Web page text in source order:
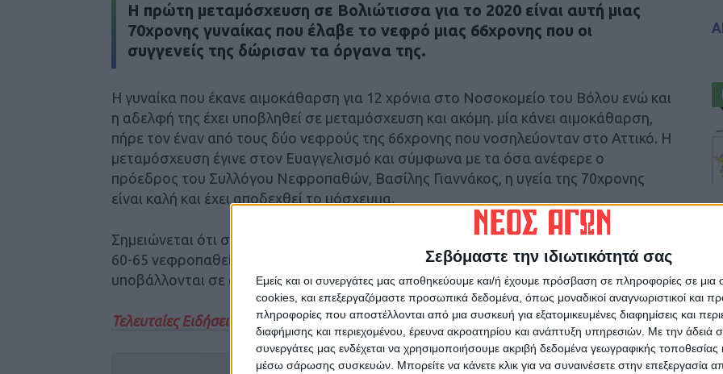
Σεβόμαστε την ιδιωτικότητά σας
Εμείς και οι συνεργάτες μας αποθηκεύουμε και/ή έχουμε πρόσβαση σε πληροφορίες σε
cookies, και επεξεργαζόμαστε προσωπικά δεδομένα, όπως μοναδικοί αναγνωριστικοί και
πληροφορίες που αποστέλλονται από μια συσκευή για εξατομικευμένες διαφημίσεις και
διαφήμισης και περιεχομένου, έρευνα ακροατηρίου και ανάπτυξη υπηρεσιών. Με την άδειά
συνεργάτες μας ενδέχεται να χρησιμοποιήσουμε ακριβή δεδομένα γεωγραφικής τοποθεσίας
μέσω σάρωσης συσκευών. Μπορείτε να κάνετε κλικ για να συναινέσετε στην επεξεργασία
Η πρώτη μεταμόσχευση σε Βολιώτισσα για το 2020 είναι αυτή μιας
70χρονης γυναίκας που έλαβε το νεφρό μιας 66χρονης που οι
συγγενείς της δώρισαν τα όργανα της.
Η γυναίκα που έκανε αιμοκάθαρση για 12 χρόνια στο Νοσοκομείο του Βόλου ενώ και
η αδελφή της έχει υποβληθεί σε μεταμόσχευση και ακόμη. μία κάνει αιμοκάθαρση,
πήρε τον έναν από τους δύο νεφρούς της 66χρονης που νοσηλεύονταν στο Αττικό. Η
μεταμόσχευση έγινε στον Ευαγγελισμό και σύμφωνα με τα όσα ανέφερε ο
πρόεδρος του Συλλόγου Νεφροπαθών, Βασίλης Γιαννάκος, η υγεία της 70χρονης
είναι καλή και έχει αποδεχθεί το μόσχευμα.
Σημειώνεται ότι στον Νομό Μαγνησίας στην αναμονή για μόσχευμα είναι περίπου
60-65 νεφροπαθείς, 50 έχουν ήδη υποβληθεί σε μεταμόσχευση και 220
υποβάλλονται σε αιμοκάθαρση.
Τελευταίες Ειδήσεις Σήμερα